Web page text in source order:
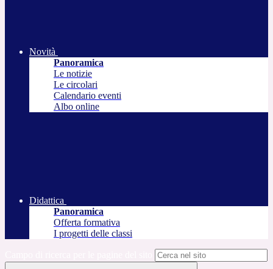
Novità
Panoramica
Le notizie
Le circolari
Calendario eventi
Albo online
Didattica
Panoramica
Offerta formativa
I progetti delle classi